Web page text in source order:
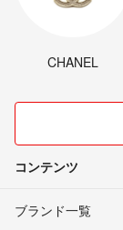
CHANEL
コンテンツ
ブランド一覧